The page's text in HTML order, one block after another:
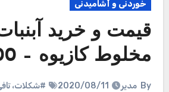
خوردنی و آشامیدنی
قیمت و خرید
مخلوط کازیوه – 400 گرم
By مدیر 2020/08/11 #شکلات،